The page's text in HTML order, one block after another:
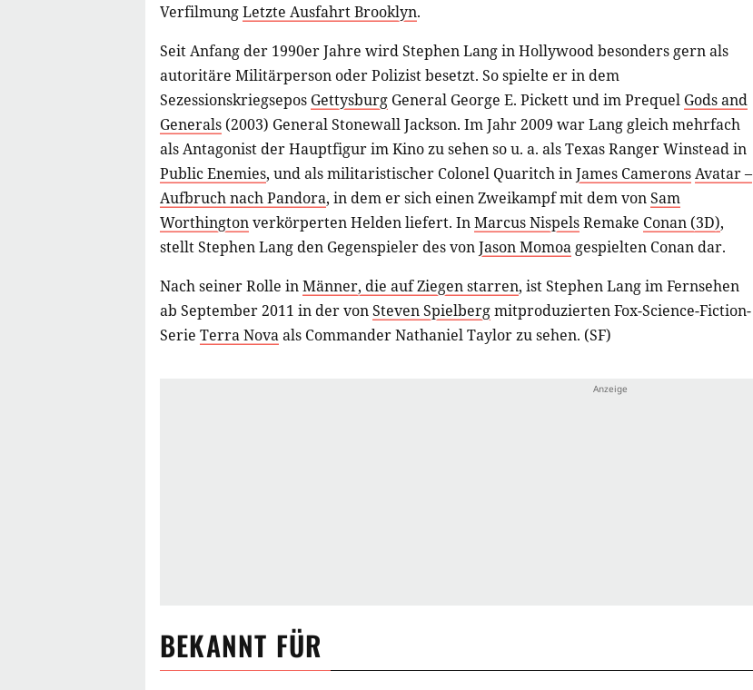
VerfilmungLetzte Ausfahrt Brooklyn.
Seit Anfang der 1990er Jahre wird Stephen Lang in Hollywood besonders gern als
autoritäre Militärperson oder Polizist besetzt. So spielte er in dem
Sezessionskriegsepos Gettysburg General George E. Pickett und im Prequel Gods and
Generals (2003) General Stonewall Jackson. Im Jahr 2009 war Lang gleich mehrfach
als Antagonist der Hauptfigur im Kino zu sehen so u. a. als Texas Ranger Winstead in
Public Enemies, und als militaristischer Colonel Quaritch inJames CameronsAvatar –
Aufbruch nach Pandora, in dem er sich einen Zweikampf mit dem vonSam
Worthingtonverkörperten Helden liefert. InMarcus NispelsRemake Conan (3D),
stellt Stephen Lang den Gegenspieler des vonJason Momoa gespielten Conan dar.
Nach seiner Rolle inMänner, die auf Ziegen starren, ist Stephen Lang im Fernsehen
ab September 2011 in der vonSteven Spielbergmitproduzierten Fox-Science-Fiction-
Serie Terra Novaals Commander Nathaniel Taylor zu sehen. (SF)
BEKANNT FÜR